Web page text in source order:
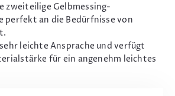
zweiteilige Gelbmessing-
perfekt an die Bedürfnisse von
leichte Ansprache und verfügt
für ein angenehm leichtes